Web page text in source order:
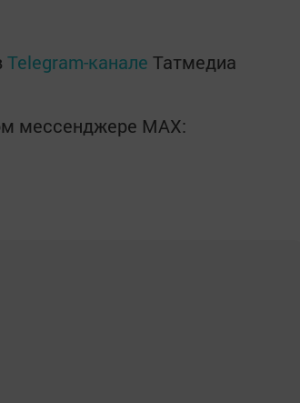
Telegram-канале Татмедиа
мессенджере MАХ: